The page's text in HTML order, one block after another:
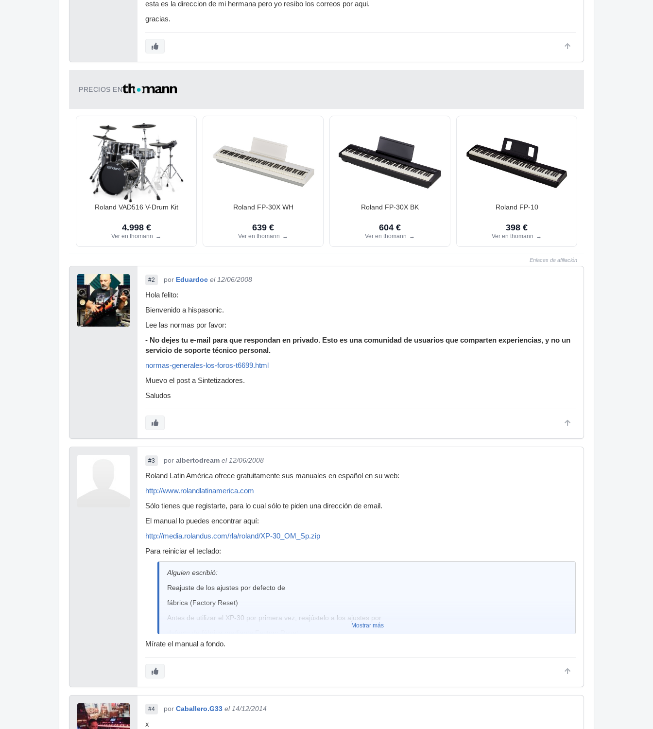
esta es la direccion de mi hermana pero yo resibo los correos por aqui.
gracias.
PRECIOS EN
Roland VAD516 V-Drum Kit
4.998 €
Ver en thomann →
Roland FP-30X WH
639 €
Ver en thomann →
Roland FP-30X BK
604 €
Ver en thomann →
Roland FP-10
398 €
Ver en thomann →
Enlaces de afiliación
#2 por Eduardoc el 12/06/2008
Hola felito:
Bienvenido a hispasonic.
Lee las normas por favor:
- No dejes tu e-mail para que respondan en privado. Esto es una comunidad de usuarios que comparten experiencias, y no un
servicio de soporte técnico personal.
normas-generales-los-foros-t6699.html
Muevo el post a Sintetizadores.
Saludos
#3 por albertodream el 12/06/2008
Roland Latin América ofrece gratuitamente sus manuales en español en su web:
http://www.rolandlatinamerica.com
Sólo tienes que registarte, para lo cual sólo te piden una dirección de email.
El manual lo puedes encontrar aquí:
http://media.rolandus.com/rla/roland/XP-30_OM_Sp.zip
Para reiniciar el teclado:
Alguien escribió:
Reajuste de los ajustes por defecto de
fábrica (Factory Reset)
Antes de utilizar el XP-30 por primera vez, reajústelo a los ajustes por
defecto de fábrica mediante Factory Reset
. Algunos ajustes podrían
Pulse [UTIL/CARD] para que parpadee el indicador.
Mostrar más
Mírate el manual a fondo.
#4 por Caballero.G33 el 14/12/2014
x